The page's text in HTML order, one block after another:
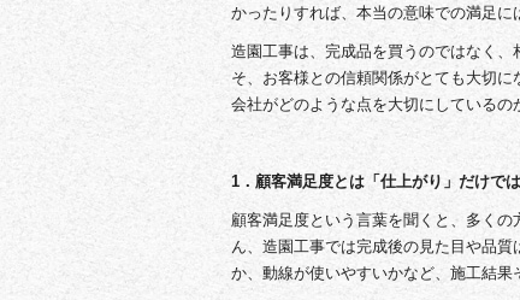
かったりすれば、本当の意味での満足に
造園工事は、完成品を買うのではなく
そ、お客様との信頼関係がとても大切
会社がどのような点を大切にしている
1．顧客満足度とは「仕上がり」だけで
顧客満足度という言葉を聞くと、多く
ん、造園工事では完成後の見た目や品
か、動線が使いやすいかなど、施工結果